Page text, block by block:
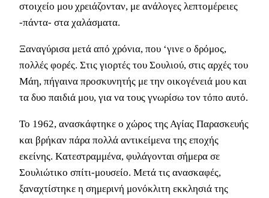
στοιχείο μου χρειάζονταν, με ανάλογες λεπτομέρειες
-πάντα- στα χαλάσματα.
Ξαναγύρισα μετά από χρόνια, που ‘γινε ο δρόμος,
πολλές φορές. Στις γιορτές του Σουλιού, στις αρχές του
Μάη, πήγαινα προσκυνητής με την οικογένειά μου και
τα δυο παιδιά μου, για να τους γνωρίσω τον τόπο αυτό.
Το 1962, ανασκάφτηκε ο χώρος της Αγίας Παρασκευής
και βρήκαν πάρα πολλά αντικείμενα της εποχής
εκείνης. Kατεστραμμένα, φυλάγονται σήμερα σε
Σουλιώτικο σπίτι-μουσείο. Μετά τις ανασκαφές,
ξαναχτίστηκε η σημερινή μονόκλιτη εκκλησιά της